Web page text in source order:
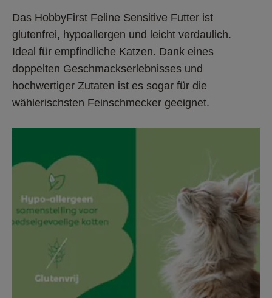
Das HobbyFirst Feline Sensitive Futter ist
glutenfrei, hypoallergen und leicht verdaulich.
Ideal für empfindliche Katzen. Dank eines
doppelten Geschmackserlebnisses und
hochwertiger Zutaten ist es sogar für die
wählerischsten Feinschmecker geeignet.